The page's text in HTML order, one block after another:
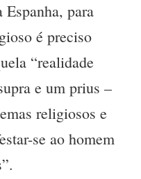
Espanha, para
é preciso
“realidade
e um prius –
religiosos e
se ao homem